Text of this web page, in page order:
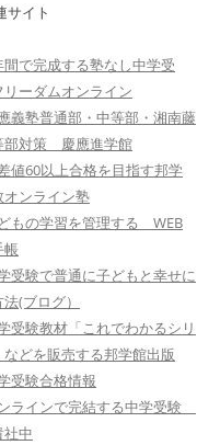
イト
間で完成する塾なし中学受
ーダムオンライン
義塾普通部・中等部・湘南藤
部対策 慶應進学館
値60以上合格を目指す邦学
オンライン塾
もの学習を管理する WEB
帳
受験で普通に子どもと幸せに
(ブログ）
受験教材「これでわかるシリ
などを販売する邦学館出版
受験合格情報
ラインで完結する中学受験
社中